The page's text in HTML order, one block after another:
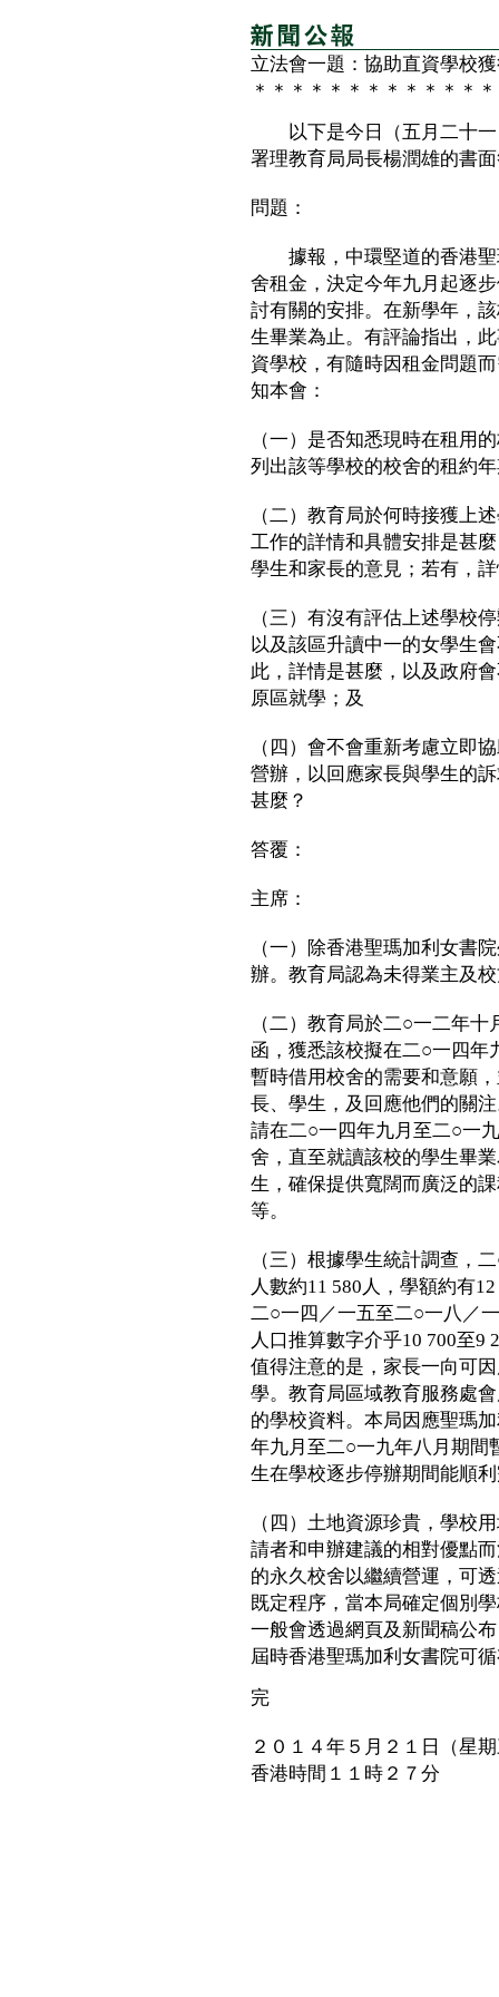
立法會一題：協助直資學校
＊＊＊＊＊＊＊＊＊＊＊＊
以下是今日（五月二十一
署理教育局局長楊潤雄的書
問題：
據報，中環堅道的香港聖
舍租金，決定今年九月起逐
討有關的安排。在新學年，
生畢業為止。有評論指出，
資學校，有隨時因租金問題
知本會：
（一）是否知悉現時在租用
列出該等學校的校舍的租約
（二）教育局於何時接獲上
工作的詳情和具體安排是甚
學生和家長的意見；若有，
（三）有沒有評估上述學校
以及該區升讀中一的女學生
此，詳情是甚麼，以及政府
原區就學；及
（四）會不會重新考慮立即
營辦，以回應家長與學生的
甚麼？
答覆：
主席：
（一）除香港聖瑪加利女書
辦。教育局認為未得業主及
（二）教育局於二○一二年
函，獲悉該校擬在二○一四年
暫時借用校舍的需要和意願
長、學生，及回應他們的關
請在二○一四年九月至二○一
舍，直至就讀該校的學生畢
生，確保提供寬闊而廣泛的
等。
（三）根據學生統計調查，
人數約11 580人，學額約有
二○一四／一五至二○一八／
人口推算數字介乎10 700至9
值得注意的是，家長一向可
學。教育局區域教育服務處
的學校資料。本局因應聖瑪
年九月至二○一九年八月期間
生在學校逐步停辦期間能順
（四）土地資源珍貴，學校
請者和申辦建議的相對優點
的永久校舍以繼續營運，可
既定程序，當本局確定個別
一般會透過網頁及新聞稿公
屆時香港聖瑪加利女書院可
完
２０１４年５月２１日（星
香港時間１１時２７分